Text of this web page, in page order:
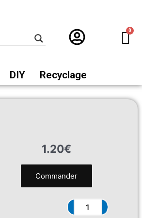
DIY Recyclage
1.20€
de
Commander